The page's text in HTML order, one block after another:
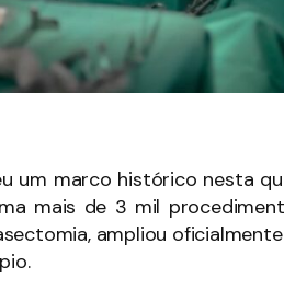
um marco histórico nesta
mais de 3 mil
ampliou